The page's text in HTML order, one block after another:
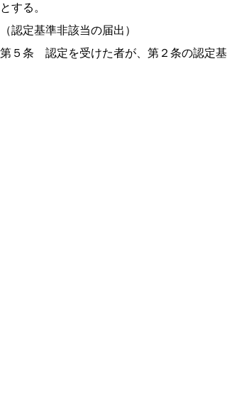
とする。
（認定基準非該当の届出）
第５条 認定を受けた者が、第２条の認定基